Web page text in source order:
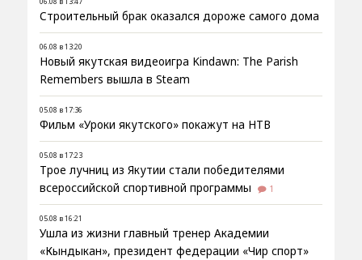
Строительный брак оказался дороже самого дома
06.08 в 13:20
Новый якутская видеоигра Kindawn: The Parish
Remembers вышла в Steam
05.08 в 17:36
Фильм «Уроки якутского» покажут на НТВ
05.08 в 17:23
Трое лучниц из Якутии стали победителями
всероссийской спортивной программы
1
05.08 в 16:21
Ушла из жизни главный тренер Академии
«Кындыкан», президент федерации «Чир спорт»